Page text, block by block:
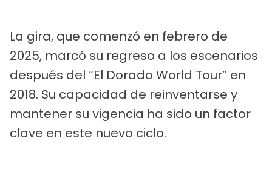
La gira, que comenzó en febrero de
2025, marcó su regreso a los escenarios
después del “El Dorado World Tour” en
2018. Su capacidad de reinventarse y
mantener su vigencia ha sido un factor
clave en este nuevo ciclo.